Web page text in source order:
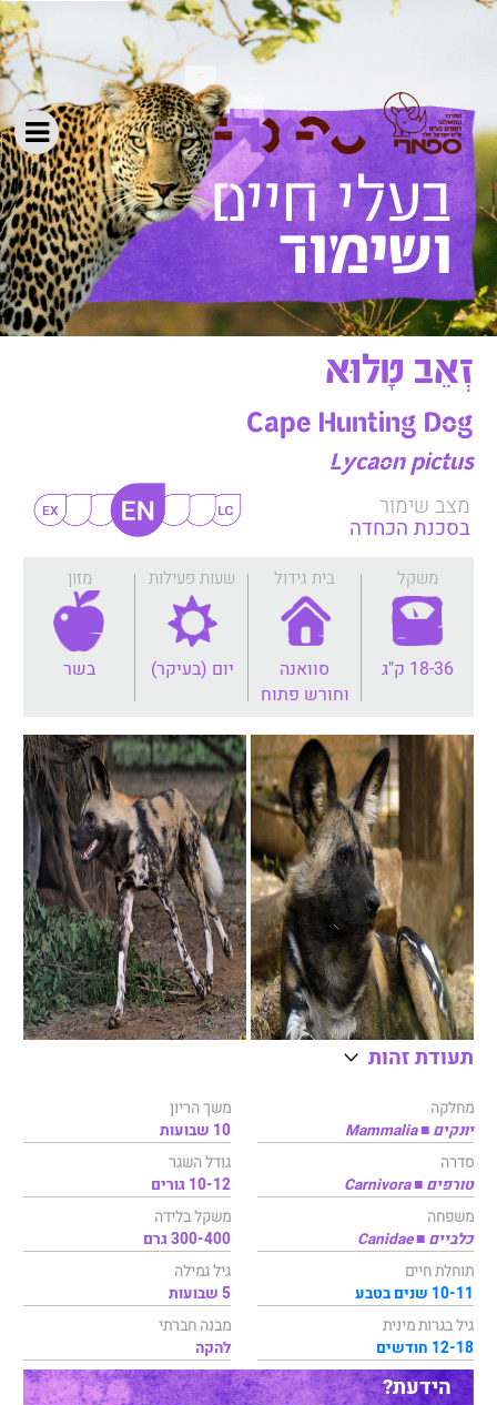
בעלי חיים
ושימור
זְאֵב טָלוּא
Cape Hunting Dog
Lycaon pictus
משקל
18-36 ק"ג
בית גידול
סוואנה
וחורש פתוח
שעות פעילות
יום (בעיקר)
מזון
בשר
מצב שימור
בסכנת הכחדה
תעודת זהות
מחלקה
יונקים ■ Mammalia
סדרה
טורפים ■ Carnivora
משפחה
כלביים ■ Canidae
תוחלת חיים
10-11 שנים בטבע
גיל בגרות מינית
12-18 חודשים
משך הריון
10 שבועות
גודל השגר
10-12 גורים
משקל בלידה
300-400 גרם
גיל גמילה
5 שבועות
מבנה חברתי
להקה
הידעת?